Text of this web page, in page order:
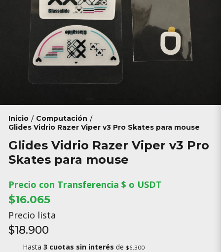
Inicio / Computación /
Glides Vidrio Razer Viper v3 Pro Skates para mouse
Glides Vidrio Razer Viper v3 Pro
Skates para mouse
Precio con Transferencia $ o USDT
$16.065
Precio lista
$18.900
Hasta 3 cuotas sin interés de $6.300